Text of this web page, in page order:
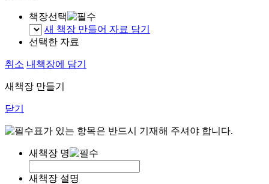
책장선택
새 책장 만들어 자료 담기
선택한 자료
취소 내책장에 담기
새책장 만들기
닫기
표가 있는 항목은 반드시 기재해 주셔야 합니다.
새책장 명
새책장 설명